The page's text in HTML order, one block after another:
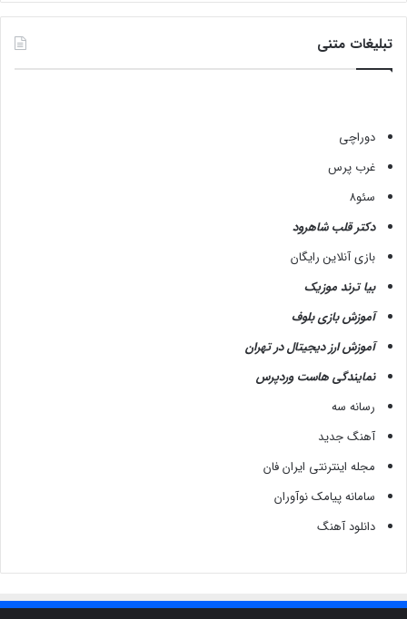
تبلیغات متنی
دوراچی
غرب پرس
سئو8
دکتر قلب شاهرود
بازی آنلاین رایگان
بیا ترند موزیک
آموزش بازی بلوف
آموزش ارز دیجیتال در تهران
نمایندگی هاست وردپرس
رسانه سه
آهنگ جدید
مجله اینترنتی ایران فان
سامانه پیامک نوآوران
دانلود آهنگ